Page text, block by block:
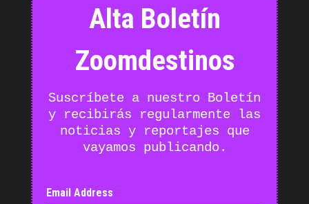
Alta Boletín
Zoomdestinos
Suscríbete a nuestro Boletín
y recibirás regularmente las
noticias y reportajes que
vayamos publicando.
Email Address